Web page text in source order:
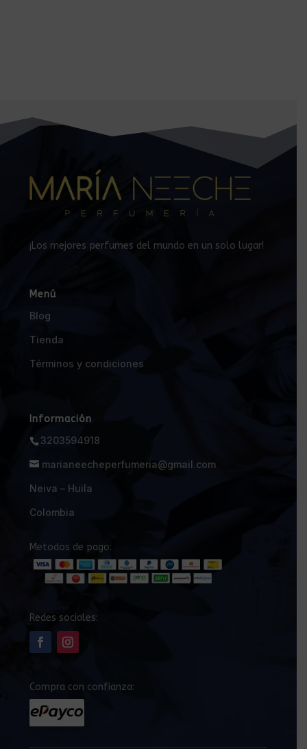
¡Los mejores perfumes del mundo en un solo lugar!
Menú
Blog
Tienda
Términos y condiciones
Información
3203594918
marianeecheperfumeria@gmail.com
Neiva – Huila
Colombia
Metodos de pago:
Redes sociales:
Compra con confianza: